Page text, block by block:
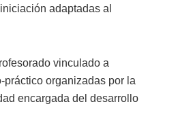
adaptadas al
vinculado a
práctico organizadas por la
encargada del desarrollo